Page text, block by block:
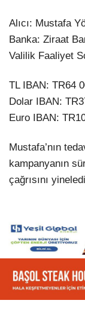
Alıcı: Mustafa
Banka: Ziraat
Valilik Faaliyet
TL IBAN: TR64
Dolar IBAN:
Euro IBAN:
Mustafa’nın
kampanyanın
çağrısını